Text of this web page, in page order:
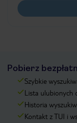
Pobierz
Szybkie
Lista ulubionych
Historia
Kontakt z TUI i